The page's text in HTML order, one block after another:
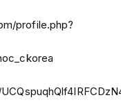
profile.php?